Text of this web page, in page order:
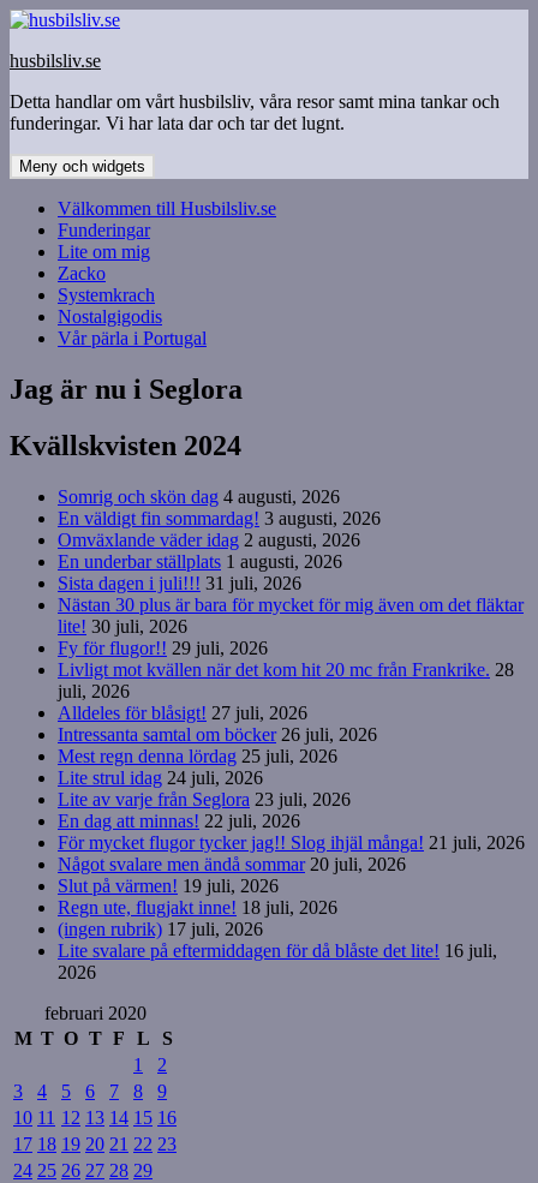
Hoppa
innehåll
husbilsliv.se
Detta handlar om vårt husbilsliv, våra resor samt mina tankar och
funderingar. Vi har lata dar och tar det lugnt.
Meny och widgets
Välkommen till Husbilsliv.se
Funderingar
Lite om mig
Zacko
Systemkrach
Nostalgigodis
Vår pärla i Portugal
Jag är nu i Seglora
Kvällskvisten 2024
Somrig och skön dag 4 augusti, 2026
En väldigt fin sommardag! 3 augusti, 2026
Omväxlande väder idag 2 augusti, 2026
En underbar ställplats 1 augusti, 2026
Sista dagen i juli!!! 31 juli, 2026
Nästan 30 plus är bara för mycket för mig även om det fläktar
lite! 30 juli, 2026
Fy för flugor!! 29 juli, 2026
Livligt mot kvällen när det kom hit 20 mc från Frankrike. 28
juli, 2026
Alldeles för blåsigt! 27 juli, 2026
Intressanta samtal om böcker 26 juli, 2026
Mest regn denna lördag 25 juli, 2026
Lite strul idag 24 juli, 2026
Lite av varje från Seglora 23 juli, 2026
En dag att minnas! 22 juli, 2026
För mycket flugor tycker jag!! Slog ihjäl många! 21 juli, 2026
Något svalare men ändå sommar 20 juli, 2026
Slut på värmen! 19 juli, 2026
Regn ute, flugjakt inne! 18 juli, 2026
(ingen rubrik) 17 juli, 2026
Lite svalare på eftermiddagen för då blåste det lite! 16 juli,
2026
februari 2020
M T O T F L
S
1
2
3
4 5 6 7 8
9
10 11 12 13 14 15 16
17 18 19 20 21 22 23
24 25 26 27 28 29